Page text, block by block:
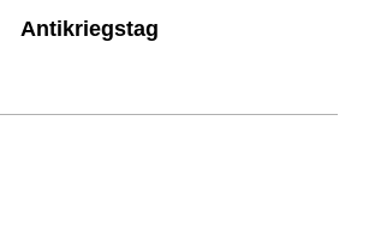
Antikriegstag